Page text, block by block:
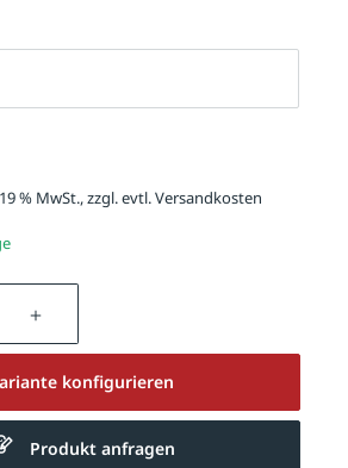
% MwSt., zzgl. evtl.Versandkosten
Gib den
konfigurieren
Produkt anfragen